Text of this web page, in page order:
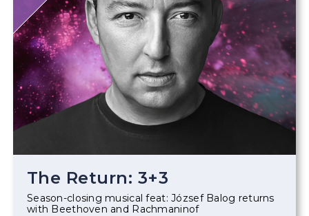
The Return: 3+3
Season-closing musical feat: József Balog returns
with Beethoven and Rachmaninof